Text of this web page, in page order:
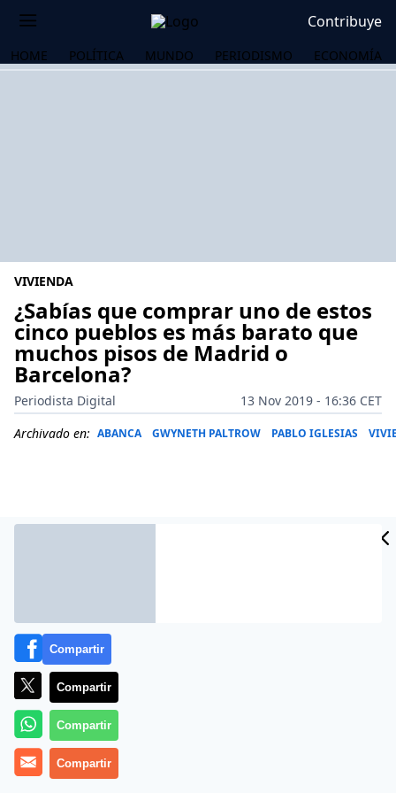
Contribuye
HOME POLÍTICA MUNDO PERIODISMO ECONOMÍA
VIVIENDA
¿Sabías que comprar uno de estos
cinco pueblos es más barato que
muchos pisos de Madrid o
Barcelona?
Periodista Digital
13 Nov 2019 - 16:36 CET
Archivado en: ABANCA GWYNETH PALTROW PABLO IGLESIAS
Más información
Compartir
Compartir
Compartir
Compartir